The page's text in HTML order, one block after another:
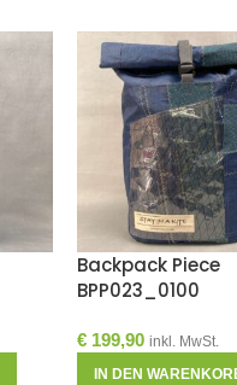
Backpack Piece
BPP023_0100
€ 199,90 inkl. MwSt.
IN DEN